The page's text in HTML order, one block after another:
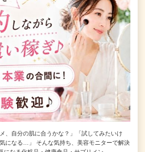
メ、自分の肌に合うかな？」「試してみたいけ
になる…」 そんな気持ち、美容モニターで解決